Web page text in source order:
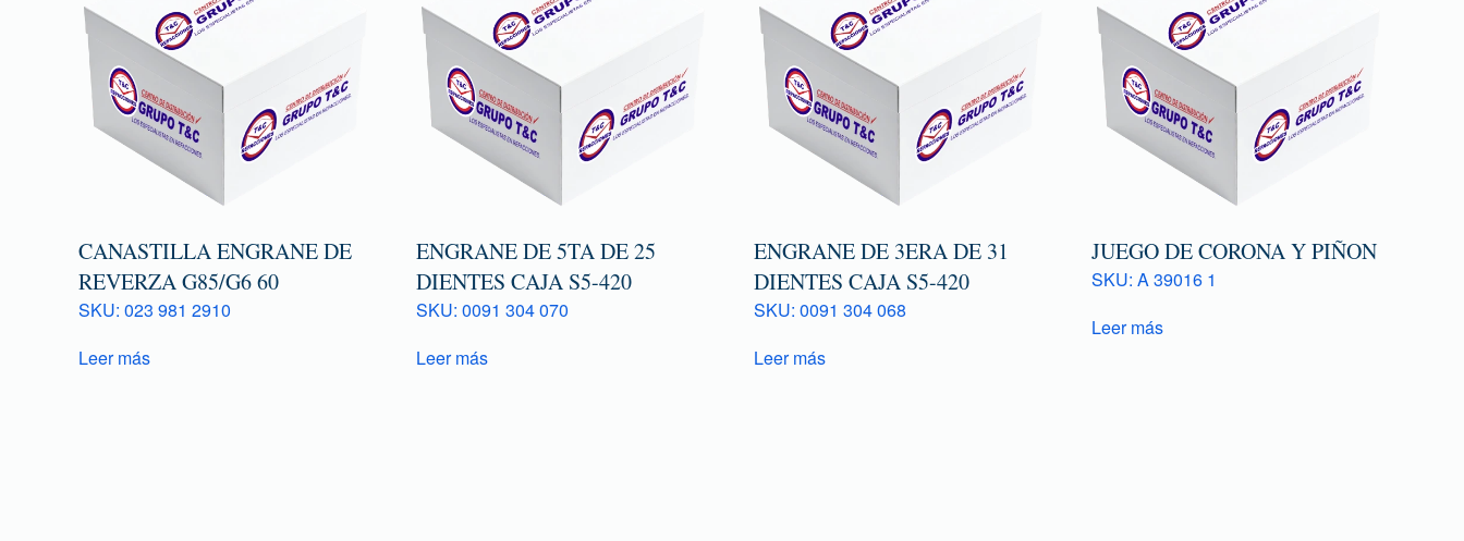
CANASTILLA ENGRANE DE
REVERZA G85/G6 60
SKU: 023 981 2910
Leer más
ENGRANE DE 5TA DE 25
DIENTES CAJA S5-420
SKU: 0091 304 070
Leer más
ENGRANE DE 3ERA DE 31
DIENTES CAJA S5-420
SKU: 0091 304 068
Leer más
JUEGO DE CORONA Y PIÑON
SKU: A 39016 1
Leer más